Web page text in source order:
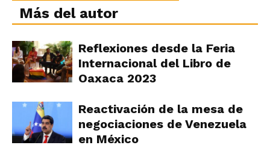
Más del autor
Reflexiones desde la Feria
Internacional del Libro de
Oaxaca 2023
Reactivación de la mesa de
negociaciones de Venezuela
en México